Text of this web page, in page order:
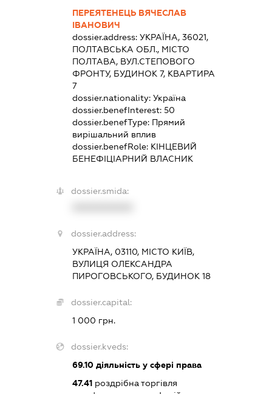
ПЕРЕЯТЕНЕЦЬ ВЯЧЕСЛАВ
ІВАНОВИЧ
dossier.address: УКРАЇНА, 36021,
ПОЛТАВСЬКА ОБЛ., МІСТО
ПОЛТАВА, ВУЛ.СТЕПОВОГО
ФРОНТУ, БУДИНОК 7, КВАРТИРА
7
dossier.nationality: Україна
dossier.benefInterest: 50
dossier.benefType: Прямий
вирішальний вплив
dossier.benefRole: КІНЦЕВИЙ
БЕНЕФІЦІАРНИЙ ВЛАСНИК
dossier.smida:
dossier.address:
УКРАЇНА, 03110, МІСТО КИЇВ,
ВУЛИЦЯ ОЛЕКСАНДРА
ПИРОГОВСЬКОГО, БУДИНОК 18
dossier.capital:
1 000 грн.
dossier.kveds:
69.10діяльність у сфері права
47.41роздрібна торгівля